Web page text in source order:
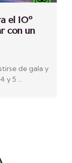
el 10º
con un
de gala y
y 5 …